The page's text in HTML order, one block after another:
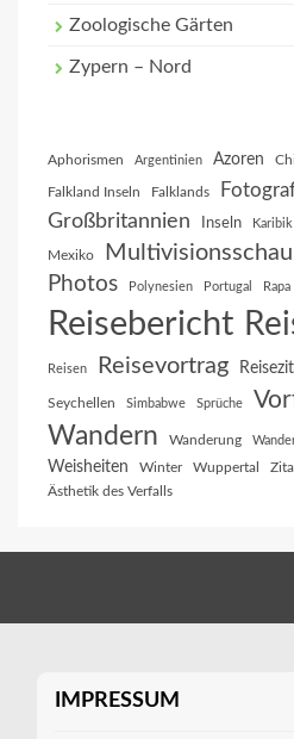
Zoologische Gärten
Zypern – Nord
Aphorismen Argentinien Azoren
Falkland Inseln Falklands
Großbritannien Inseln Karibik
Mexiko Multivisionsschau
Photos Polynesien Portugal
Reisebericht
Reisen Reisevortrag
Seychellen Simbabwe Sprüche
Wandern Wanderung
Weisheiten Winter Wuppertal
Ästhetik des Verfalls
IMPRESSUM